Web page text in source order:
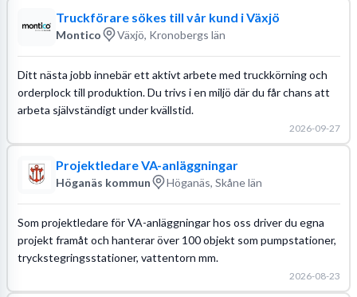
Truckförare sökes till vår kund i Växjö
Montico Växjö, Kronobergs län
Ditt nästa jobb innebär ett aktivt arbete med truckkörning och
orderplock till produktion. Du trivs i en miljö där du får chans att
arbeta självständigt under kvällstid.
2026-09-27
Projektledare VA-anläggningar
Höganäs kommun Höganäs, Skåne län
Som projektledare för VA-anläggningar hos oss driver du egna
projekt framåt och hanterar över 100 objekt som pumpstationer,
tryckstegringsstationer, vattentorn mm.
2026-08-23